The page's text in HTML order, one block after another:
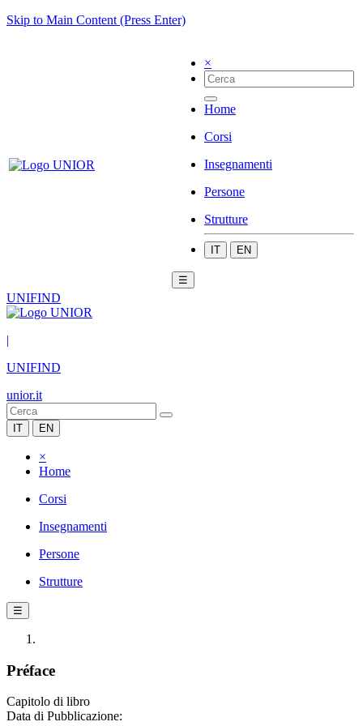
Skip to Main Content (Press Enter)
×
Home
Corsi
Insegnamenti
Persone
Strutture
IT EN
☰
UNIFIND
|
UNIFIND
unior.it
IT EN
×
Home
Corsi
Insegnamenti
Persone
Strutture
☰
Préface
Capitolo di libro
Data di Pubblicazione: